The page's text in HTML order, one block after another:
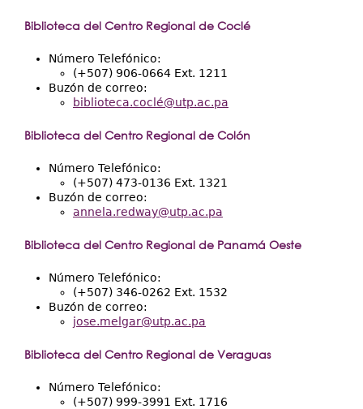
Biblioteca del Centro Regional de Coclé
Número Telefónico:
(+507) 906-0664 Ext. 1211
Buzón de correo:
biblioteca.coclé@utp.ac.pa
Biblioteca del Centro Regional de Colón
Número Telefónico:
(+507) 473-0136 Ext. 1321
Buzón de correo:
annela.redway@utp.ac.pa
Biblioteca del Centro Regional de Panamá Oeste
Número Telefónico:
(+507) 346-0262 Ext. 1532
Buzón de correo:
jose.melgar@utp.ac.pa
Biblioteca del Centro Regional de Veraguas
Número Telefónico:
(+507) 999-3991 Ext. 1716